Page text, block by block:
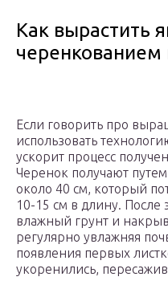
Как вырастить
черенкованием
Если говорить про
использовать
ускорит процесс
Черенок получают
около 40 см, который
10-15 см в длину. После
влажный грунт и
регулярно увлажняя
появления первых
укоренились,